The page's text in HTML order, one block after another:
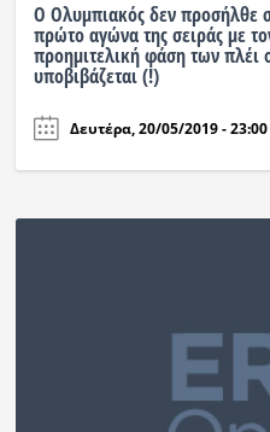
Ο Ολυμπιακός δεν προσήλθε
πρώτο αγώνα της σειράς με
προημιτελική φάση των
υποβιβάζεται (!)
Δευτέρα, 20/05/2019 - 23:00